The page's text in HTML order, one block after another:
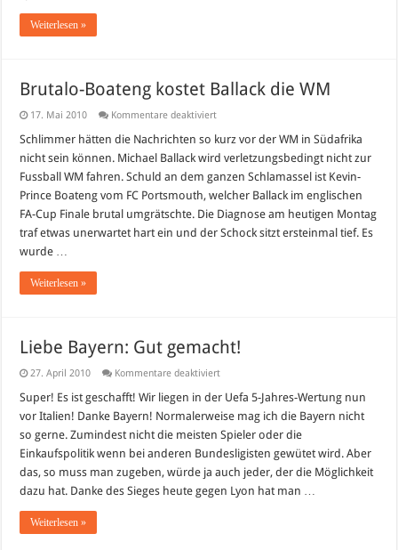
Weiterlesen »
Brutalo-Boateng kostet Ballack die WM
17. Mai 2010 Kommentare deaktiviertfür
Boateng
Ballack
die
WM
Schlimmer hätten die Nachrichten so kurz vor der WM in Südafrika
nicht sein können. Michael Ballack wird verletzungsbedingt nicht zur
Fussball WM fahren. Schuld an dem ganzen Schlamassel ist Kevin-
Prince Boateng vom FC Portsmouth, welcher Ballack im englischen
FA-Cup Finale brutal umgrätschte. Die Diagnose am heutigen Montag
traf etwas unerwartet hart ein und der Schock sitzt ersteinmal tief. Es
wurde …
Weiterlesen »
Liebe Bayern: Gut gemacht!
27. April 2010 Kommentare deaktiviertfür
Bayern:
gemacht!
Super! Es ist geschafft! Wir liegen in der Uefa 5-Jahres-Wertung nun
vor Italien! Danke Bayern! Normalerweise mag ich die Bayern nicht
so gerne. Zumindest nicht die meisten Spieler oder die
Einkaufspolitik wenn bei anderen Bundesligisten gewütet wird. Aber
das, so muss man zugeben, würde ja auch jeder, der die Möglichkeit
dazu hat. Danke des Sieges heute gegen Lyon hat man …
Weiterlesen »